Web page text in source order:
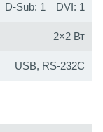
D-Sub: 1 DVI: 1
2×2 Вт
USB, RS-232C